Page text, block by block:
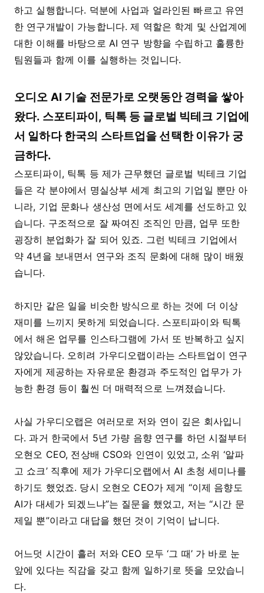
하고 실행합니다. 덕분에 사업과 얼라인된 빠르고 유연
한 연구개발이 가능합니다. 제 역할은 학계 및 산업계에
대한 이해를 바탕으로 AI 연구 방향을 수립하고 훌륭한
팀원들과 함께 이를 실행하는 것입니다.
오디오 AI 기술 전문가로 오랫동안 경력을 쌓아
왔다. 스포티파이, 틱톡 등 글로벌 빅테크 기업에
서 일하다 한국의 스타트업을 선택한 이유가 궁
금하다.
스포티파이, 틱톡 등 제가 근무했던 글로벌 빅테크 기업
들은 각 분야에서 명실상부 세계 최고의 기업일 뿐만 아
니라, 기업 문화나 생산성 면에서도 세계를 선도하고 있
습니다. 구조적으로 잘 짜여진 조직인 만큼, 업무 또한
굉장히 분업화가 잘 되어 있죠. 그런 빅테크 기업에서
약 4년을 보내면서 연구와 조직 문화에 대해 많이 배웠
습니다.
하지만 같은 일을 비슷한 방식으로 하는 것에 더 이상
재미를 느끼지 못하게 되었습니다. 스포티파이와 틱톡
에서 해온 업무를 인스타그램에 가서 또 반복하고 싶지
않았습니다. 오히려 가우디오랩이라는 스타트업이 연구
자에게 제공하는 자유로운 환경과 주도적인 업무가 가
능한 환경 등이 훨씬 더 매력적으로 느껴졌습니다.
사실 가우디오랩은 여러모로 저와 연이 깊은 회사입니
다. 과거 한국에서 5년 가량 음향 연구를 하던 시절부터
오현오 CEO, 전상배 CSO와 인연이 있었고, 소위 ‘알파
고 쇼크’ 직후에 제가 가우디오랩에서 AI 초청 세미나를
하기도 했었죠. 당시 오현오 CEO가 제게 “이제 음향도
AI가 대세가 되겠느냐”는 질문을 했었고, 저는 “시간 문
제일 뿐”이라고 대답을 했던 것이 기억이 납니다.
어느덧 시간이 흘러 저와 CEO 모두 ‘그 때’ 가 바로 눈
앞에 있다는 직감을 갖고 함께 일하기로 뜻을 모았습니
다.